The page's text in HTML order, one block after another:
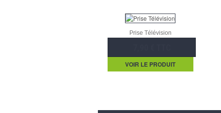
Prise Télévision
VOIR LE PRODUIT